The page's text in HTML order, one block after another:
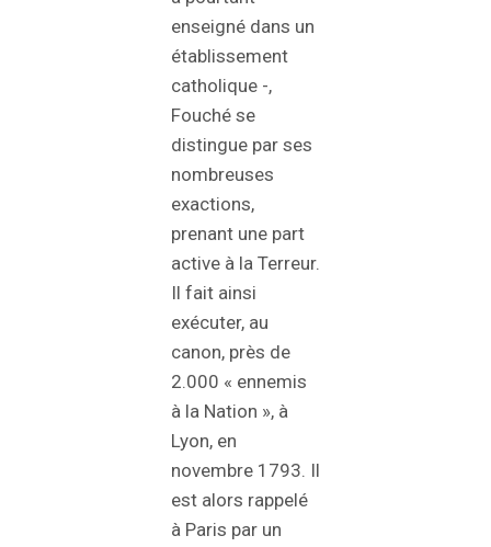
enseigné dans un
établissement
catholique -,
Fouché se
distingue par ses
nombreuses
exactions,
prenant une part
active à la Terreur.
Il fait ainsi
exécuter, au
canon, près de
2.000 « ennemis
à la Nation », à
Lyon, en
novembre 1793. Il
est alors rappelé
à Paris par un